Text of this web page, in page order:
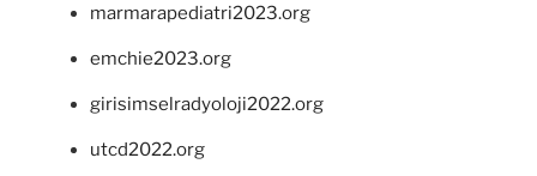
marmarapediatri2023.org
emchie2023.org
girisimselradyoloji2022.org
utcd2022.org